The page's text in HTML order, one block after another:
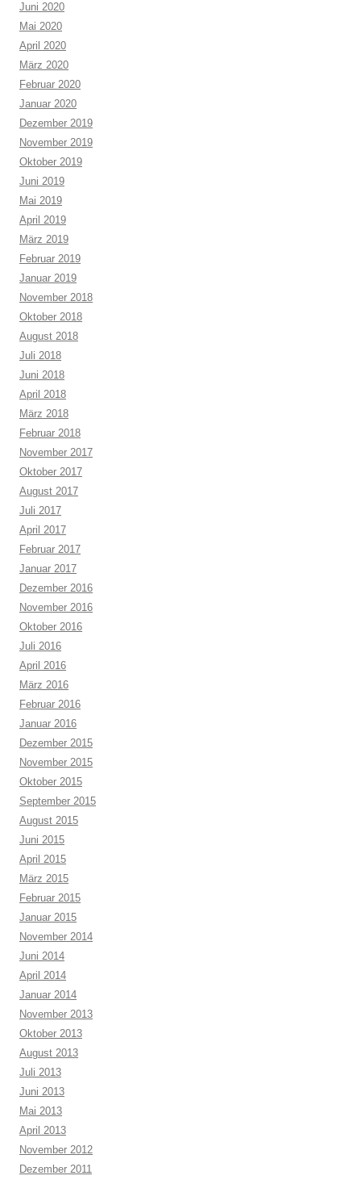
Juni 2020
Mai 2020
April 2020
März 2020
Februar 2020
Januar 2020
Dezember 2019
November 2019
Oktober 2019
Juni 2019
Mai 2019
April 2019
März 2019
Februar 2019
Januar 2019
November 2018
Oktober 2018
August 2018
Juli 2018
Juni 2018
April 2018
März 2018
Februar 2018
November 2017
Oktober 2017
August 2017
Juli 2017
April 2017
Februar 2017
Januar 2017
Dezember 2016
November 2016
Oktober 2016
Juli 2016
April 2016
März 2016
Februar 2016
Januar 2016
Dezember 2015
November 2015
Oktober 2015
September 2015
August 2015
Juni 2015
April 2015
März 2015
Februar 2015
Januar 2015
November 2014
Juni 2014
April 2014
Januar 2014
November 2013
Oktober 2013
August 2013
Juli 2013
Juni 2013
Mai 2013
April 2013
November 2012
Dezember 2011